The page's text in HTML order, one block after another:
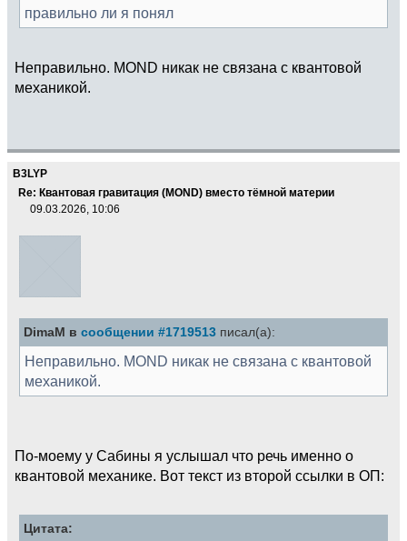
правильно ли я понял
Неправильно. MOND никак не связана с квантовой
механикой.
B3LYP
Re: Квантовая гравитация (MOND) вместо тёмной материи
09.03.2026, 10:06
DimaM в сообщении #1719513 писал(а):
Неправильно. MOND никак не связана с квантовой
механикой.
По-моему у Сабины я услышал что речь именно о
квантовой механике. Вот текст из второй ссылки в ОП:
Цитата: